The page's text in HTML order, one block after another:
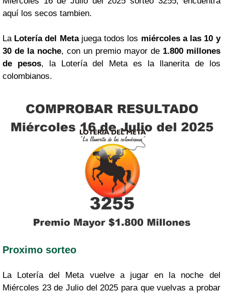
aquí los secos tambien.
La Lotería del Metajuega todos los miércoles a las 10 y
30 de la noche, con un premio mayor de 1.800 millones
de pesos, la Lotería del Meta es la llanerita de los
colombianos.
Proximo sorteo
La Lotería del Meta vuelve a jugar en la noche del
Miércoles 23 de Julio del 2025 para que vuelvas a probar